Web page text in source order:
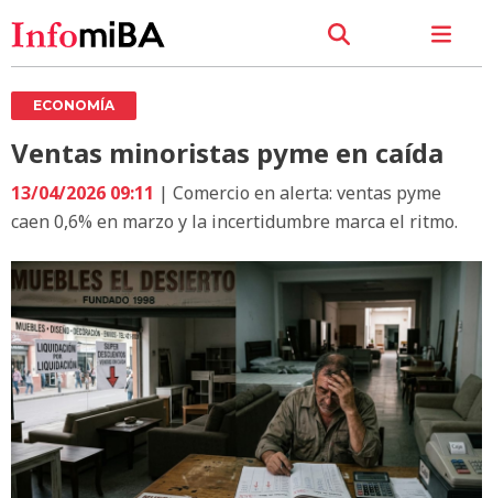
ECONOMÍA
Ventas minoristas pyme en caída
13/04/2026 09:11 | Comercio en alerta: ventas pyme
caen 0,6% en marzo y la incertidumbre marca el ritmo.